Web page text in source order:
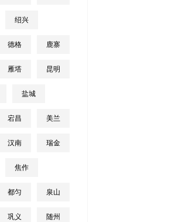
绍兴
德格 鹿寨
雁塔 昆明
盐城
宕昌 美兰
汉南 瑞金
焦作
都匀 泉山
巩义 随州